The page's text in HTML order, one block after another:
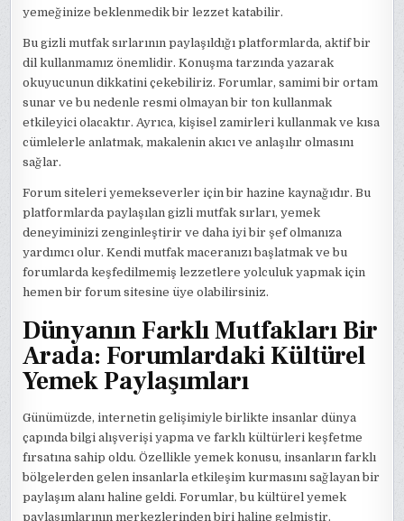
yemeğinize beklenmedik bir lezzet katabilir.
Bu gizli mutfak sırlarının paylaşıldığı platformlarda, aktif bir
dil kullanmamız önemlidir. Konuşma tarzında yazarak
okuyucunun dikkatini çekebiliriz. Forumlar, samimi bir ortam
sunar ve bu nedenle resmi olmayan bir ton kullanmak
etkileyici olacaktır. Ayrıca, kişisel zamirleri kullanmak ve kısa
cümlelerle anlatmak, makalenin akıcı ve anlaşılır olmasını
sağlar.
Forum siteleri yemekseverler için bir hazine kaynağıdır. Bu
platformlarda paylaşılan gizli mutfak sırları, yemek
deneyiminizi zenginleştirir ve daha iyi bir şef olmanıza
yardımcı olur. Kendi mutfak maceranızı başlatmak ve bu
forumlarda keşfedilmemiş lezzetlere yolculuk yapmak için
hemen bir forum sitesine üye olabilirsiniz.
Dünyanın Farklı Mutfakları Bir
Arada: Forumlardaki Kültürel
Yemek Paylaşımları
Günümüzde, internetin gelişimiyle birlikte insanlar dünya
çapında bilgi alışverişi yapma ve farklı kültürleri keşfetme
fırsatına sahip oldu. Özellikle yemek konusu, insanların farklı
bölgelerden gelen insanlarla etkileşim kurmasını sağlayan bir
paylaşım alanı haline geldi. Forumlar, bu kültürel yemek
paylaşımlarının merkezlerinden biri haline gelmiştir.